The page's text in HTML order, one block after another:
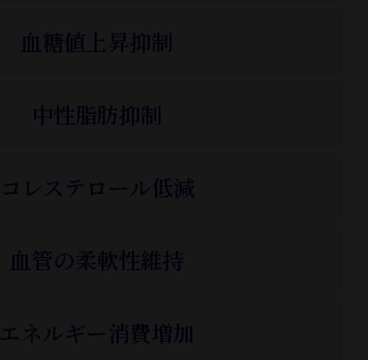
血糖値上昇抑制
中性脂肪抑制
コレステロール低減
血管の柔軟性維持
エネルギー消費増加